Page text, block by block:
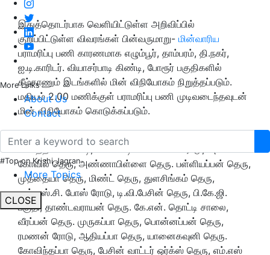
More Links
About Us
Contact
#Top on Krishi Jagran
More Topics
CLOSE
இதுத்தொடர்பாக வெளியிட்டுள்ள அறிவிப்பில்
குறிப்பிட்டுள்ள விவரங்கள் பின்வருமாறு- மின்வாரிய
பராமரிப்பு பணி காரணமாக எழும்பூர், தாம்பரம், தி.நகர்,
ஐ.டி.காரிடர். வியாசர்பாடி கிண்டி, போரூர் பகுதிகளில்
கீழ்காணும் இடங்களில் மின் விநியோகம் நிறுத்தப்படும்.
மதியம் 2.00 மணிக்குள் பராமரிப்பு பணி முடிவடைந்தவுடன்
மின் விநியோகம் கொடுக்கப்படும்.
எழும்பூர்:மேற்கு ராமனுஜம் தெரு, வினாயக முதலி தெரு,
கொத்தவால்சாவடி, மண்ணடி வால்டாக்ஸ் ரோடு, அம்மன்
கோவில் தெரு, அண்ணாபிள்ளை தெரு. பள்ளியப்பன் தெரு,
முத்தையா தெரு, மிண்ட் தெரு, துளசிங்கம் தெரு,
என்.எஸ்.சி. போஸ் ரோடு, டி.வி.பேசின் தெரு, பி.கே.ஜி.
பகுதி, தாண்டவராயன் தெரு. கே.என். தொட்டி சாலை,
வீரப்பன் தெரு. முருகப்பா தெரு, பொன்னப்பன் தெரு,
ரமணன் ரோடு, ஆதியப்பா தெரு, யானைகவுனி தெரு.
கோவிந்தப்பா தெரு, பேசின் வாட்டர் ஒர்க்ஸ் தெரு, எம்.எஸ்